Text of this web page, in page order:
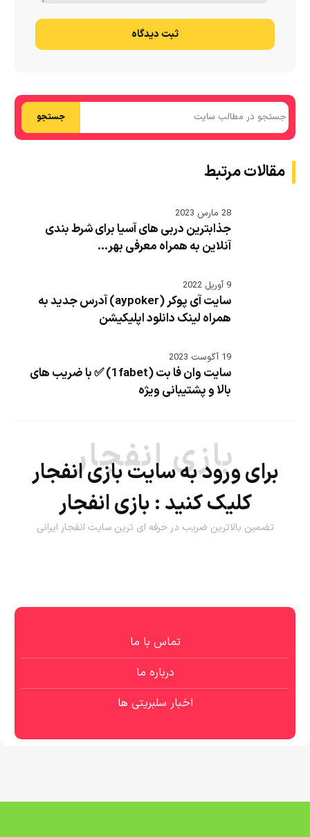
ثبت دیدگاه
جستجو
مقالات مرتبط
28 مارس 2023
جذابترین دربی های آسیا برای شرط بندی
آنلاین به همراه معرفی بهر...
9 آوریل 2022
سایت آی پوکر (aypoker) آدرس جدید به
همراه لینک دانلود اپلیکیشن
19 آگوست 2023
سایت وان فا بت (1fabet) ✅ با ضریب های
بالا و پشتیبانی ویژه
بازی انفجار
برای ورود به سایت بازی انفجار
کلیک کنید : بازی انفجار
تضمین بالاترین ضریب در حرفه ای ترین سایت انفجار ایرانی
تماس با ما
درباره ما
اخبار سلبریتی ها